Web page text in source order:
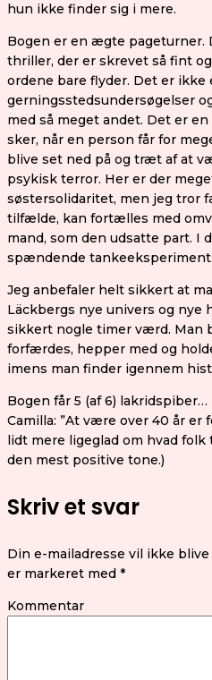
hun ikke finder sig i mere.
Bogen er en ægte pageturner.
thriller, der er skrevet så fint
ordene bare flyder. Det er ikke
gerningsstedsundersøgelser
med så meget andet. Det er
sker, når en person får for
blive set ned på og træt af at
psykisk terror. Her er der
søstersolidaritet, men jeg tror
tilfælde, kan fortælles med
mand, som den udsatte part. I
spændende
Jeg anbefaler helt sikkert at
Läckbergs nye univers og nye
sikkert nogle timer værd. Man
forfærdes, hepper med og
imens man finder igennem
Bogen får 5 (af 6)
Camilla: ”At være over 40 år er
lidt mere ligeglad om hvad
den mest positive tone.)
Skriv et svar
Din e-mailadresse vil ikke
er markeret med *
Kommentar